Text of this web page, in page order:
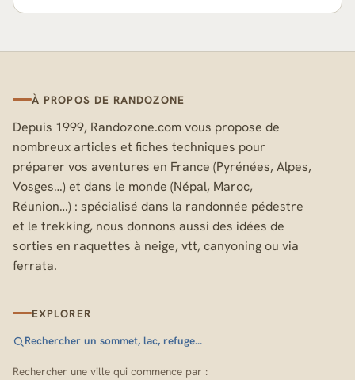
À PROPOS DE RANDOZONE
Depuis 1999, Randozone.com vous propose de
nombreux articles et fiches techniques pour
préparer vos aventures en France (Pyrénées, Alpes,
Vosges…) et dans le monde (Népal, Maroc,
Réunion…) : spécialisé dans la randonnée pédestre
et le trekking, nous donnons aussi des idées de
sorties en raquettes à neige, vtt, canyoning ou via
ferrata.
EXPLORER
Rechercher un sommet, lac, refuge…
Rechercher une ville qui commence par :